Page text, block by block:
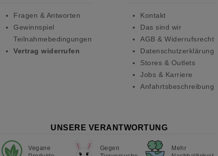
Fragen & Antworten
Gewinnspiel
Teilnahmebedingungen
Vertrag widerrufen
Kontakt
Das sind wir
AGB & Widerrufsrecht
Datenschutzerklärung
Stores & Outlets
Jobs & Karriere
Anfahrtsbeschreibung
UNSERE VERANTWORTUNG
Vegane
Gegen
Mehr